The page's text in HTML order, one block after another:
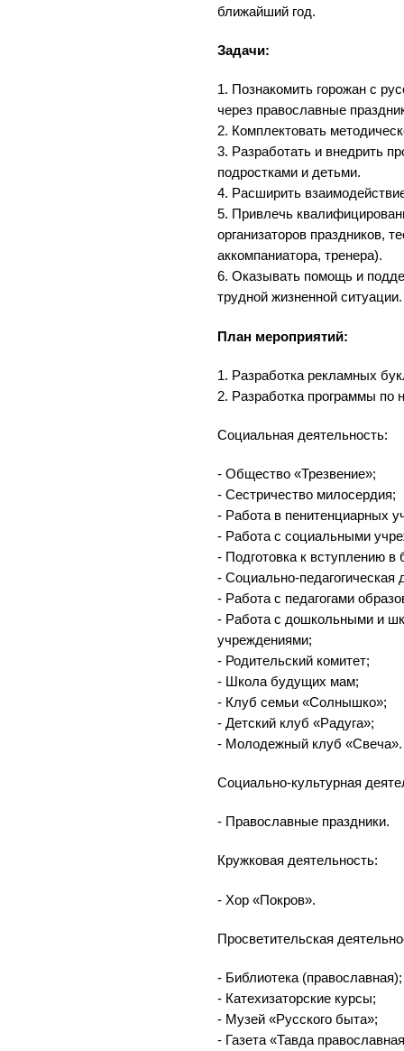
ближайший год.
Задачи:
1. Познакомить горожан с
через православные
2. Комплектовать
3. Разработать и внедрить
подростками и детьми.
4. Расширить
5. Привлечь
организаторов праздников,
аккомпаниатора, тренера).
6. Оказывать помощь и
трудной жизненной ситуации.
План мероприятий:
1. Разработка рекламных
2. Разработка программы по
Социальная деятельность:
- Общество «Трезвение»;
- Сестричество милосердия;
- Работа в пенитенциарных
- Работа с социальными
- Подготовка к вступлению в
- Социально-педагогическая
- Работа с педагогами
- Работа с дошкольными и
учреждениями;
- Родительский комитет;
- Школа будущих мам;
- Клуб семьи «Солнышко»;
- Детский клуб «Радуга»;
- Молодежный клуб «Свеча».
Социально-культурная
- Православные праздники.
Кружковая деятельность:
- Хор «Покров».
Просветительская
- Библиотека (православная);
- Катехизаторские курсы;
- Музей «Русского быта»;
- Газета «Тавда